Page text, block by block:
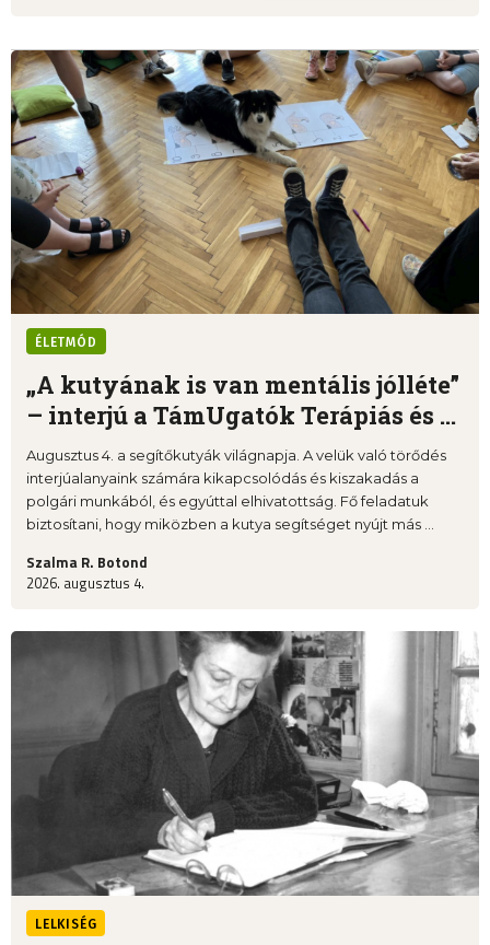
ÉLETMÓD
„A kutyának is van mentális jólléte”
– interjú a TámUgatók Terápiás és ...
Augusztus 4. a segítőkutyák világnapja. A velük való törődés
interjúalanyaink számára kikapcsolódás és kiszakadás a
polgári munkából, és egyúttal elhivatottság. Fő feladatuk
biztosítani, hogy miközben a kutya segítséget nyújt más ...
Szalma R. Botond
2026. augusztus 4.
LELKISÉG